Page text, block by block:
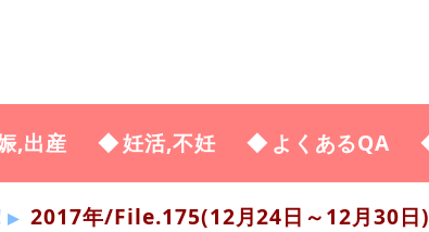
,出産 妊活,不妊 よくあるQA
2017年/File.175(12月24日～12月30日)